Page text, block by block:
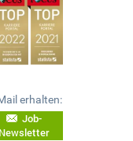
erhalten:
Job-
Newsletter